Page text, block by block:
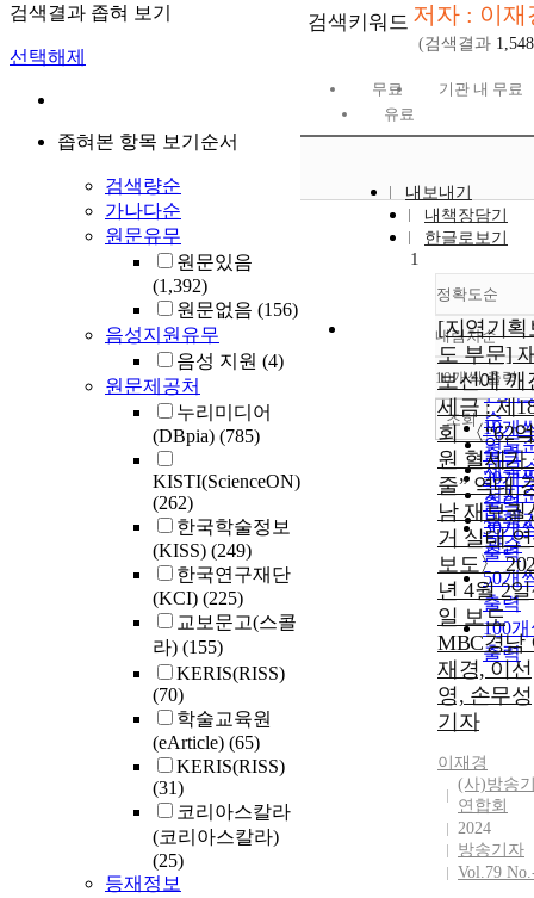
검색결과 좁혀 보기
선택해제
좁혀본 항목 보기순서
검색량순
가나다순
원문유무
원문있음
(1,392)
원문없음 (156)
음성지원유무
음성 지원 (4)
원문제공처
누리미디어
(DBpia) (785)
KISTI(ScienceON)
(262)
한국학술정보
(KISS) (249)
한국연구재단
(KCI) (225)
교보문고(스콜
라) (155)
KERIS(RISS)
(70)
학술교육원
(eArticle) (65)
KERIS(RISS)
(31)
코리아스칼라
(코리아스칼라)
(25)
등재정보
검색키워드 저자 : 이재
(검색결과 1,548
무료
기관 내 무료
유료
내보내기
내책장담기
한글로보기
정확도순
정확
순
인기
순
연도
제목
저자
발행
관순
내림차순
내림
10개씩 출력
10개
출력
20개
출력
30개
출력
50개
출력
100
출력
조회
1
[지역기획
도 부문]
보선에 깨
세금 : 제
회 〈“62억
원 혈세가
줄” 역대
남 재보궐
거 실태
보도〉
년 4월 2
일 보도
MBC경남
재경, 이선
영, 손무성
기자
이재경
(사)방송
연합회
2024
방송기자
Vol.79